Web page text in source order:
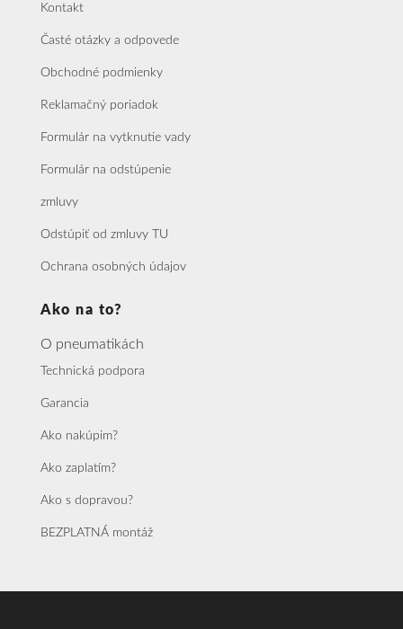
Kontakt
Časté otázky a odpovede
Obchodné podmienky
Reklamačný poriadok
Formulár na vytknutie vady
Formulár na odstúpenie
zmluvy
Odstúpiť od zmluvy TU
Ochrana osobných údajov
Ako na to?
O pneumatikách
Technická podpora
Garancia
Ako nakúpim?
Ako zaplatím?
Ako s dopravou?
BEZPLATNÁ montáž